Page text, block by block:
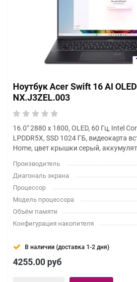
Ноутбук Acer Swift 16 AI
NX.J3ZEL.003
16.0" 2880 x 1800, OLED, 60 Гц, Intel
LPDDR5X, SSD 1024 ГБ, видеокарта
Home, цвет крышки серый,
Производитель
Диагональ экрана
Процессор
Модель процессора
Объём памяти
Конфигурация накопителя
В наличии (доставка 1-2 дня)
4255.00 руб